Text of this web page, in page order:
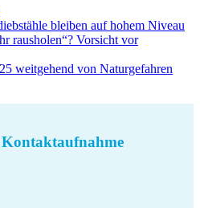
bleiben auf hohem Niveau
rausholen“? Vorsicht vor
weitgehend von Naturgefahren